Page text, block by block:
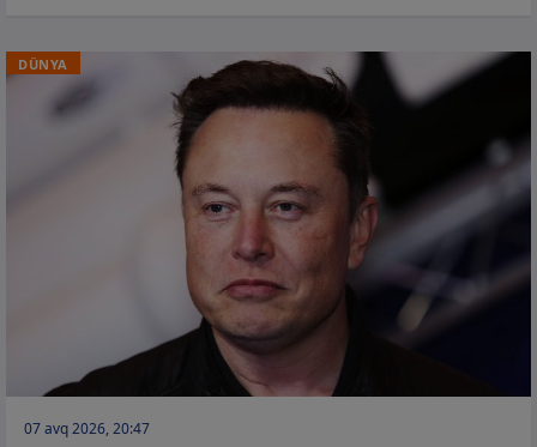
DÜNYA
07 avq 2026, 20:47